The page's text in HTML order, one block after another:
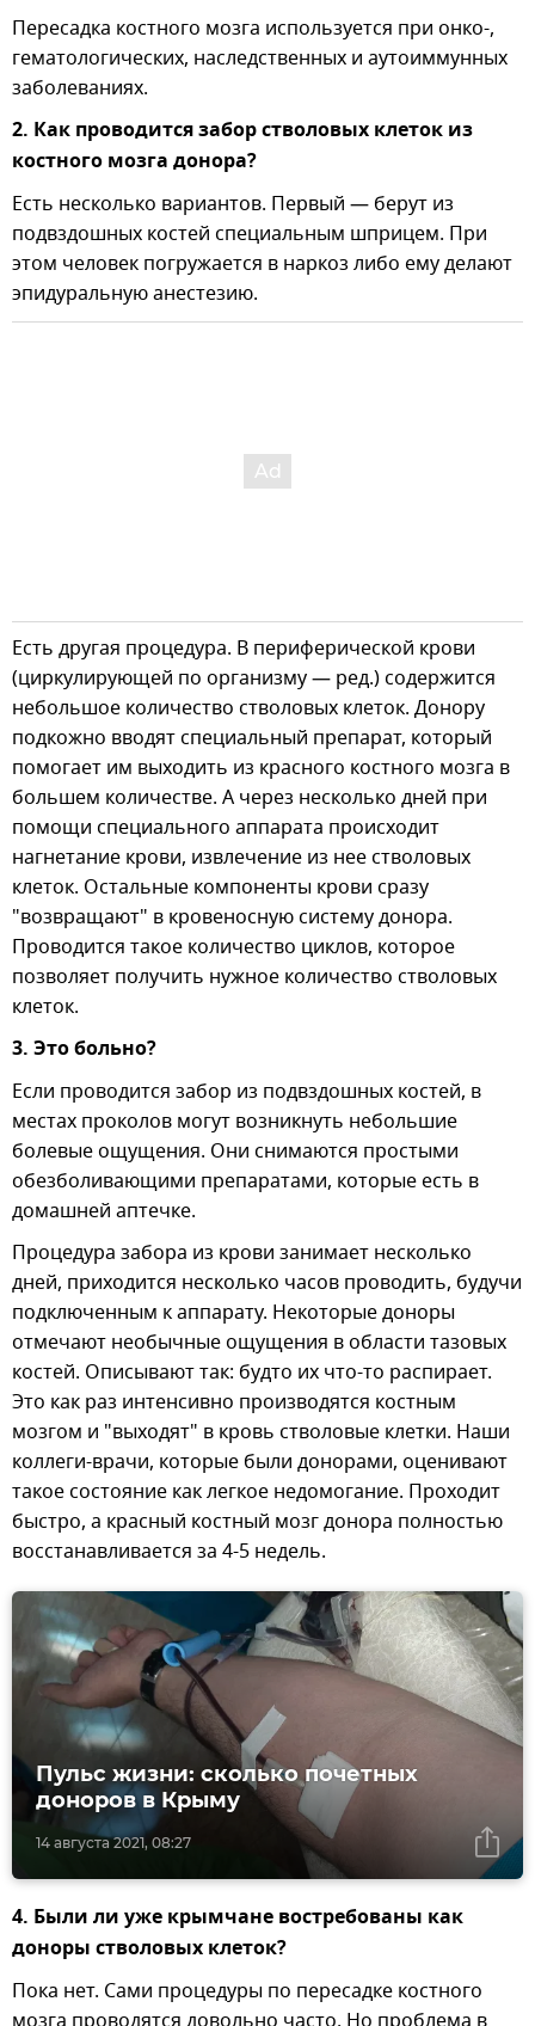
Пересадка костного мозга используется при онко-,
гематологических, наследственных и аутоиммунных
заболеваниях.
2. Как проводится забор стволовых клеток из
костного мозга донора?
Есть несколько вариантов. Первый — берут из
подвздошных костей специальным шприцем. При
этом человек погружается в наркоз либо ему делают
эпидуральную анестезию.
Есть другая процедура. В периферической крови
(циркулирующей по организму — ред.) содержится
небольшое количество стволовых клеток. Донору
подкожно вводят специальный препарат, который
помогает им выходить из красного костного мозга в
большем количестве. А через несколько дней при
помощи специального аппарата происходит
нагнетание крови, извлечение из нее стволовых
клеток. Остальные компоненты крови сразу
"возвращают" в кровеносную систему донора.
Проводится такое количество циклов, которое
позволяет получить нужное количество стволовых
клеток.
3. Это больно?
Если проводится забор из подвздошных костей, в
местах проколов могут возникнуть небольшие
болевые ощущения. Они снимаются простыми
обезболивающими препаратами, которые есть в
домашней аптечке.
Процедура забора из крови занимает несколько
дней, приходится несколько часов проводить, будучи
подключенным к аппарату. Некоторые доноры
отмечают необычные ощущения в области тазовых
костей. Описывают так: будто их что-то распирает.
Это как раз интенсивно производятся костным
мозгом и "выходят" в кровь стволовые клетки. Наши
коллеги-врачи, которые были донорами, оценивают
такое состояние как легкое недомогание. Проходит
быстро, а красный костный мозг донора полностью
восстанавливается за 4-5 недель.
14 августа 2021, 08:27
Пульс жизни: сколько почетных
доноров в Крыму
4. Были ли уже крымчане востребованы как
доноры стволовых клеток?
Пока нет. Сами процедуры по пересадке костного